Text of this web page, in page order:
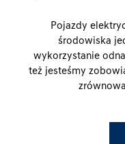
Pojazdy
środowiska
wykorzystanie
też jesteśmy